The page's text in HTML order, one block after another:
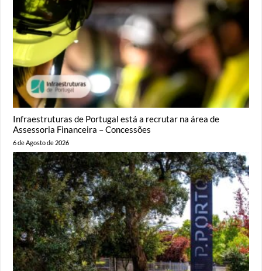
Infraestruturas de Portugal está a recrutar na área de
Assessoria Financeira – Concessões
6 de Agosto de 2026